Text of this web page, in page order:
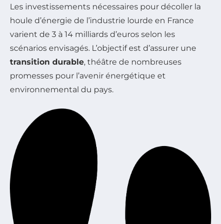
Les investissements nécessaires pour décoller la
houle d’énergie de l’industrie lourde en France
varient de 3 à 14 milliards d’euros selon les
scénarios envisagés. L’objectif est d’assurer une
transition durable, théâtre de nombreuses
promesses pour l’avenir énergétique et
environnemental du pays.